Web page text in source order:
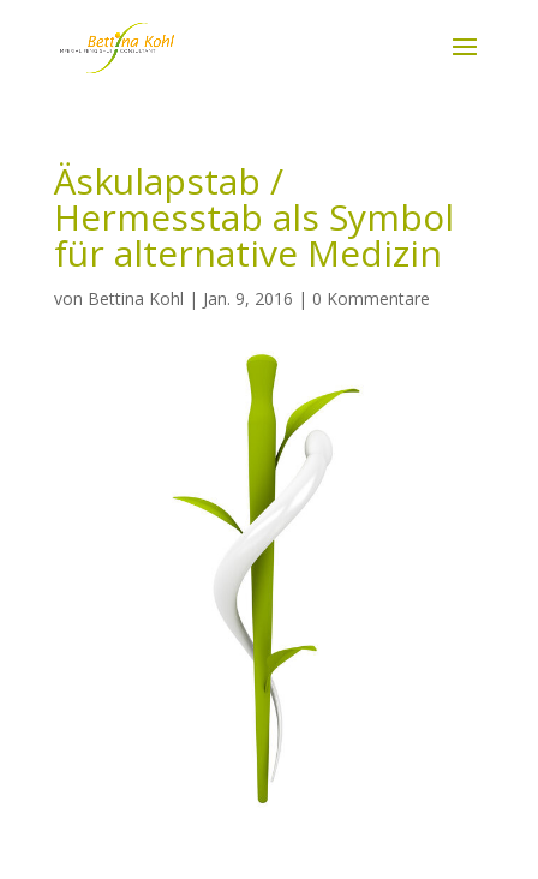
Äskulapstab /
Hermesstab als Symbol
für alternative Medizin
von Bettina Kohl | Jan. 9, 2016 | 0 Kommentare